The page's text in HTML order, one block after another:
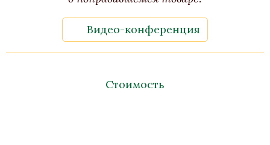
Видео-конференция
Стоимость